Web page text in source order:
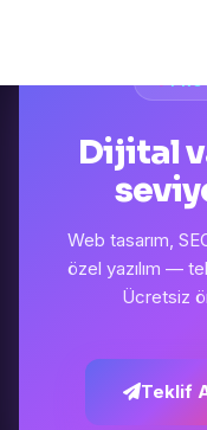
Dijital
Web tasarım,
özel yazılım —
Ücretsiz
Teklif